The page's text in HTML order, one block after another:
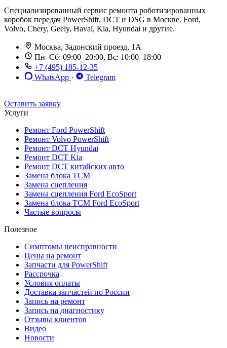
Специализированный сервис ремонта роботизированных
коробок передач PowerShift, DCT и DSG в Москве. Ford,
Volvo, Chery, Geely, Haval, Kia, Hyundai и другие.
Москва, Задонский проезд, 1А
Пн–Сб: 09:00–20:00, Вс: 10:00–18:00
+7 (495) 185-12-35
WhatsApp ·
Telegram
Оставить заявку
Услуги
Ремонт Ford PowerShift
Ремонт Volvo PowerShift
Ремонт DCT Hyundai
Ремонт DCT Kia
Ремонт DCT китайских авто
Замена блока TCM
Замена сцепления
Замена сцепления Ford EcoSport
Замена блока TCM Ford EcoSport
Частые вопросы
Полезное
Симптомы неисправности
Цены на ремонт
Запчасти для PowerShift
Рассрочка
Условия оплаты
Доставка запчастей по России
Запись на ремонт
Запись на диагностику
Отзывы клиентов
Видео
Новости